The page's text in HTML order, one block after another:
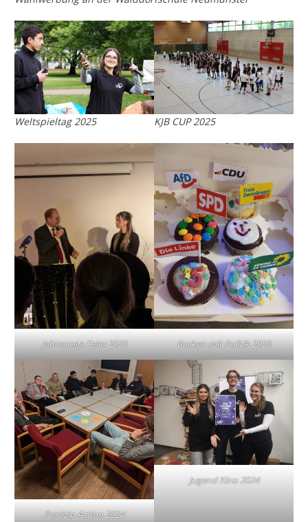
Weltspieltag 2025 KJB CUP 2025
Jahrestags Feier 2025 Backen mit Politik 2025
Partizip Action 2024
Jugend Kino 2024